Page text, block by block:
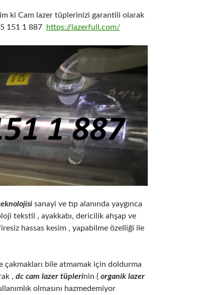
ki Cam lazer tüplerinizi garantili olarak
151 1 887
https://lazerfull.com/
sanayi ve tıp alanında yaygınca
tekstil , ayakkabı, dericilik ahşap ve
hassas kesim , yapabilme özelliği ile
çakmakları bile atmamak için doldurma
, dc cam lazer tüplerinin ( organik lazer
olmasını hazmedemiyor